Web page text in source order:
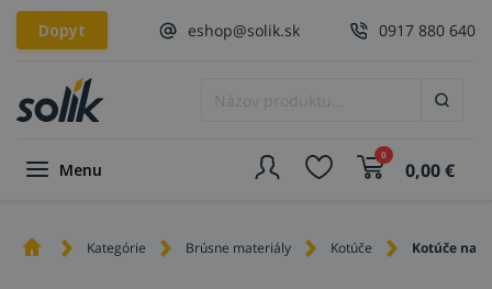
Dopyt eshop@solik.sk 0917 880 640
Menu
0
0,00€
Kategórie Brúsne materiály Kotúče Kotúče na